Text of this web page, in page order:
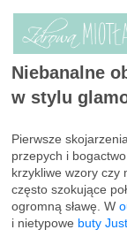
Niebanalne
w stylu
Pierwsze
przepych i
krzykliwe wzory czy
często szokujące
ogromną sławę. W
i nietypowe buty